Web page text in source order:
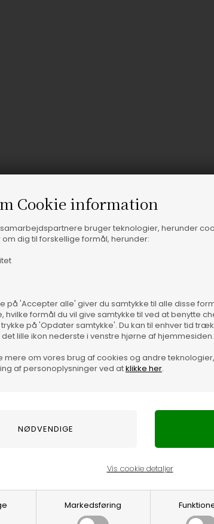
Cookie information
bruger teknologier, herunder
dig til forskellige formål, herunder:
på 'Accepter alle' giver du samtykke til alle disse
hvilke formål du vil give samtykke til ved at benytte
på 'Opdater samtykke'. Du kan til enhver tid
lille ikon nederste i venstre hjørne af hjemmesiden.
mere om vores brug af cookies og andre
af personoplysninger ved atklikke her.
Markedsføring
Vis cookie detaljer